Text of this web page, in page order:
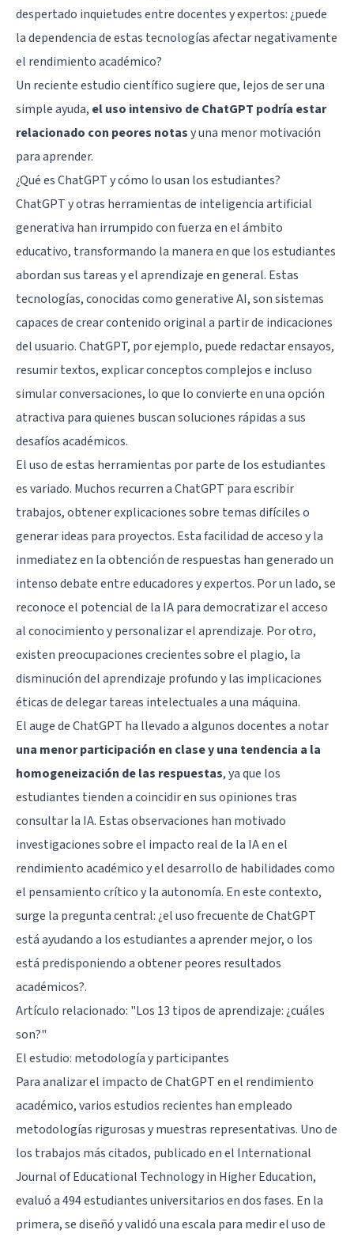
despertado inquietudes entre docentes y expertos: ¿puede
la dependencia de estas tecnologías afectar negativamente
el rendimiento académico?
Un reciente estudio científico sugiere que, lejos de ser una
simple ayuda, el uso intensivo de ChatGPT podría estar
relacionado con peores notasy una menor motivación
para aprender.
¿Qué es ChatGPT y cómo lo usan los estudiantes?
ChatGPT y otras herramientas de inteligencia artificial
generativa han irrumpido con fuerza en el ámbito
educativo, transformando la manera en que los estudiantes
abordan sus tareas y el aprendizaje en general. Estas
tecnologías, conocidas como generative AI, son sistemas
capaces de crear contenido original a partir de indicaciones
del usuario. ChatGPT, por ejemplo, puede redactar ensayos,
resumir textos, explicar conceptos complejos e incluso
simular conversaciones, lo que lo convierte en una opción
atractiva para quienes buscan soluciones rápidas a sus
desafíos académicos.
El uso de estas herramientas por parte de los estudiantes
es variado. Muchos recurren a ChatGPT para escribir
trabajos, obtener explicaciones sobre temas difíciles o
generar ideas para proyectos. Esta facilidad de acceso y la
inmediatez en la obtención de respuestas han generado un
intenso debate entre educadores y expertos. Por un lado, se
reconoce el potencial de la IA para democratizar el acceso
al conocimiento y personalizar el aprendizaje. Por otro,
existen preocupaciones crecientes sobre el plagio, la
disminución del aprendizaje profundo y las implicaciones
éticas de delegar tareas intelectuales a una máquina.
El auge de ChatGPT ha llevado a algunos docentes a notar
una menor participación en clase y una tendencia a la
homogeneización de las respuestas, ya que los
estudiantes tienden a coincidir en sus opiniones tras
consultar la IA. Estas observaciones han motivado
investigaciones sobre el impacto real de la IA en el
rendimiento académico y el desarrollo de habilidades como
el pensamiento crítico y la autonomía. En este contexto,
surge la pregunta central: ¿el uso frecuente de ChatGPT
está ayudando a los estudiantes a aprender mejor, o los
está predisponiendo a obtener peores resultados
académicos?.
Artículo relacionado: "Los 13 tipos de aprendizaje: ¿cuáles
son?"
El estudio: metodología y participantes
Para analizar el impacto de ChatGPT en el rendimiento
académico, varios estudios recientes han empleado
metodologías rigurosas y muestras representativas. Uno de
los trabajos más citados, publicado en el International
Journal of Educational Technology in Higher Education,
evaluó a 494 estudiantes universitarios en dos fases. En la
primera, se diseñó y validó una escala para medir el uso de